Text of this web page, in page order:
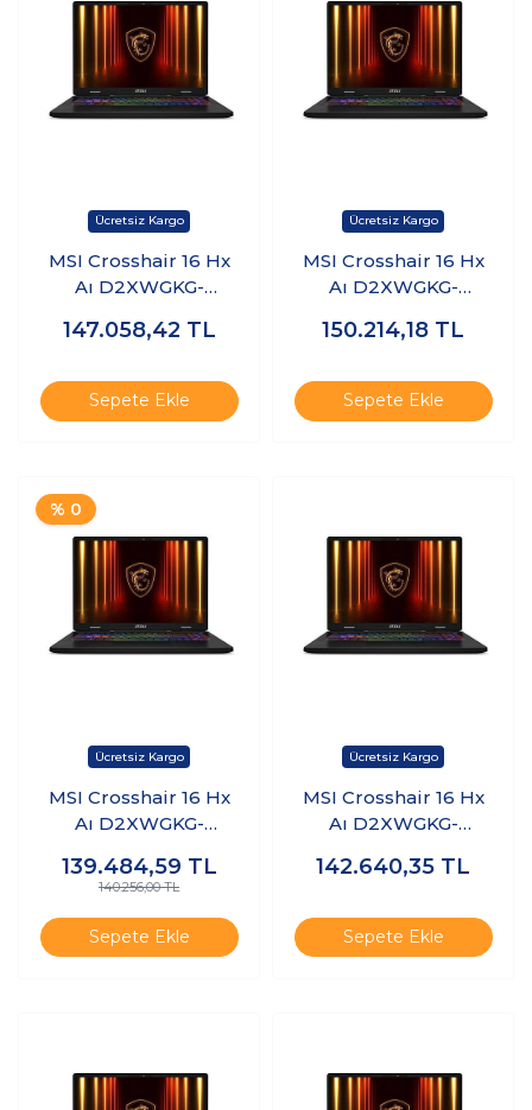
MSI Crosshair 16 Hx
Aı D2XWGKG-
275HX 32GB Ram
RTX5070 Freedos
K23
147.058,42 TL
Sepete Ekle
MSI Crosshair 16 Hx
Aı D2XWGKG-
275HX 32GB Ram
RTX5070 Windows 11
Pro K24
150.214,18 TL
Sepete Ekle
% 0
MSI Crosshair 16 Hx
Aı D2XWGKG-
275HX 32GB Ram
512GB SSD 8gb
RTX5070 Freedos
K19
139.484,59 TL
140.256,00 TL
Sepete Ekle
MSI Crosshair 16 Hx
Aı D2XWGKG-
275HX 32GB Ram
RTX5070 Windows 11
Pro K20
142.640,35 TL
Sepete Ekle